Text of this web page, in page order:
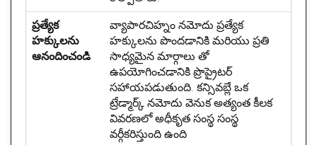
ప్రత్యేక
హక్కులను
ఆనందించండి
వ్యాపారచిహ్నం నమోదు ప్రత్యేక
హక్కులను పొందడానికి మరియు ప్రతి
సాధ్యమైన మార్గాలు తో
ఉపయోగించడానికి ప్రొప్రైటర్
సహాయపడుతుంది. కన్సివబ్లే ఒక
ట్రేడ్మార్క్ నమోదు వెనుక అత్యంత కీలక
వివరణలో అధీకృత సంస్థ సంస్థ
వర్గీకరిస్తుంది ఉంది